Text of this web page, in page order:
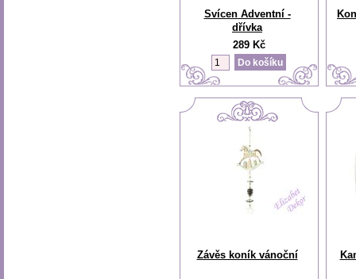
Svícen Adventní -
dřívka
289 Kč
Závěs koník vánoční